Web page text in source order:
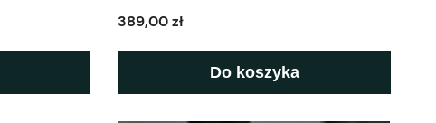
389,00 zł
Do koszyka